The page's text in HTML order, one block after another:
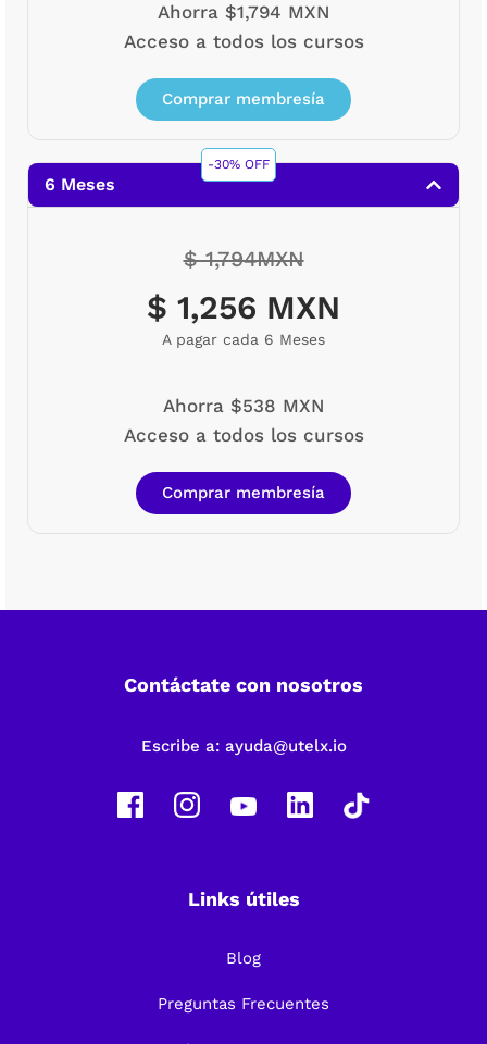
Ahorra $1,794 MXN
Acceso a todos los cursos
Comprar membresía
-30% OFF
6 Meses
$ 1,794MXN
$ 1,256 MXN
A pagar cada 6 Meses
Ahorra $538 MXN
Acceso a todos los cursos
Comprar membresía
Contáctate con nosotros
Escribe a: ayuda@utelx.io
Links útiles
Blog
Preguntas Frecuentes